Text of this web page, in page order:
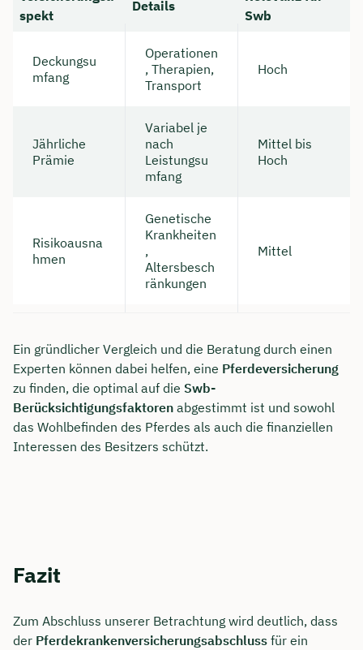
spekt
Details
Swb
Deckungsu
mfang
Operationen
, Therapien,
Transport
Hoch
Jährliche
Prämie
Variabel je
nach
Leistungsu
mfang
Mittel bis
Hoch
Risikoausna
hmen
Genetische
Krankheiten
,
Altersbesch
ränkungen
Mittel
Ein gründlicher Vergleich und die Beratung durch einen
Experten können dabei helfen, eine Pferdeversicherung
zu finden, die optimal auf die Swb-
Berücksichtigungsfaktoren abgestimmt ist und sowohl
das Wohlbefinden des Pferdes als auch die finanziellen
Interessen des Besitzers schützt.
Fazit
Zum Abschluss unserer Betrachtung wird deutlich, dass
der Pferdekrankenversicherungsabschluss für ein